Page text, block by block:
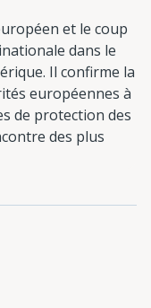
et le coup
dans le
Il confirme la
européennes à
de protection des
des plus